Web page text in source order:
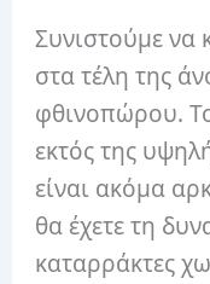
Συνιστούμε να
στα τέλη της
φθινοπώρου.
εκτός της
είναι ακόμα
θα έχετε τη
καταρράκτες